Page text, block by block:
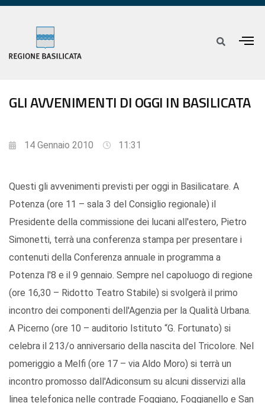
GLI AVVENIMENTI DI OGGI IN BASILICATA
14 Gennaio 2010 11:31
Questi gli avvenimenti previsti per oggi in Basilicatare. A
Potenza (ore 11 – sala 3 del Consiglio regionale) il
Presidente della commissione dei lucani all'estero, Pietro
Simonetti, terrà una conferenza stampa per presentare i
contenuti della Conferenza annuale in programma a
Potenza l'8 e il 9 gennaio. Sempre nel capoluogo di regione
(ore 16,30 – Ridotto Teatro Stabile) si svolgerà il primo
incontro dei componenti dell'Agenzia per la Qualità Urbana.
A Picerno (ore 10 – auditorio Istituto “G. Fortunato) si
celebra il 213/o anniversario della nascita del Tricolore. Nel
pomeriggio a Melfi (ore 17 – via Aldo Moro) si terrà un
incontro promosso dall'Adiconsum su alcuni disservizi alla
linea telefonica nelle contrade Foggiano, Foggianello e San